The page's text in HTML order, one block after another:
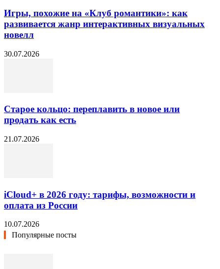
Игры, похожие на «Клуб романтики»: как
развивается жанр интерактивных визуальных
новелл
30.07.2026
Старое кольцо: переплавить в новое или
продать как есть
21.07.2026
iCloud+ в 2026 году: тарифы, возможности и
оплата из России
10.07.2026
Популярные посты